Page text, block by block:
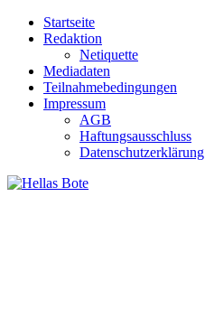
Zum
Inhalt
Startseite
Redaktion
Netiquette
Mediadaten
Teilnahmebedingungen
Impressum
AGB
Haftungsausschluss
Datenschutzerklärung